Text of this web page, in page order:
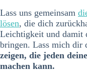
Lass uns gemeinsam
lösen, die dich
Leichtigkeit und damit
bringen. Lass mich dir
zeigen, die jeden
machen kann.